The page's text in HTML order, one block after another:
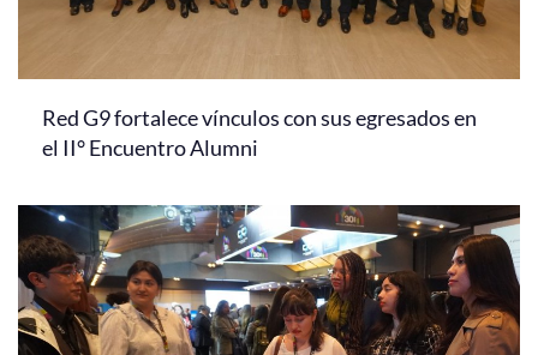
Red G9 fortalece vínculos con sus egresados en
el II° Encuentro Alumni